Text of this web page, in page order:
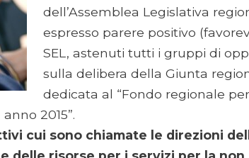
dell’Assemblea Legislativa
espresso parere positivo
SEL, astenuti tutti i gruppi di
sulla delibera della Giunta
dedicata al “Fondo regionale
2015”.
cui sono chiamate le direzioni